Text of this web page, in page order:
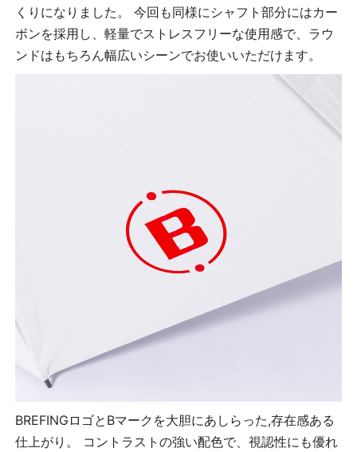
くりになりました。 今回も同様にシャフト部分にはカー
ボンを採用し、軽量でストレスフリーな使用感で、ラウ
ンドはもちろん幅広いシーンでお使いいただけます。
BREFINGロゴとBマークを大胆にあしらった,存在感ある
仕上がり。 コントラストの強い配色で、視認性にも優れ